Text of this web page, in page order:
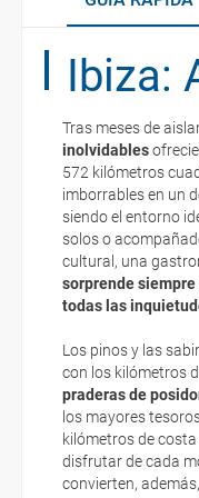
Ibiza:
Tras meses de
inolvidables
572 kilómetros
imborrables en un
siendo el entorno
solos o
cultural, una
sorprende
todas las
Los pinos y las
con los kilómetros
praderas de
los mayores
kilómetros de
disfrutar de cada
convierten,
Una isla
Cala d'Hort
Cala Jondal
Espectaculares
Pronóstico
Si viajas a la isla de
con medias de 30
durante casi todo el
como en otoño.
Durante la
interesantes
En verano y con
El clima en Ibiza
Isla está más
En general, el
de frío intenso
Organiza tu
¿Cómo llegar?
¿Dónde
Asistencia
Monedas y
Agenda cultural
La documentación
esté realizado
Respecto a las
electrónicos por lo
realizando el check-
Eso sí, deberás estar
no te carguen un
En caso de tener
te enviaremos la
imprimir y llevar
Esta documentación